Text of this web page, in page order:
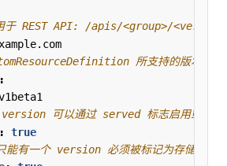
于 REST API: /apis/<group>/
所支持的版本列表
:
可以通过 served 标志启用或禁止
:
true
能有一个 version 必须被标记为存储版本